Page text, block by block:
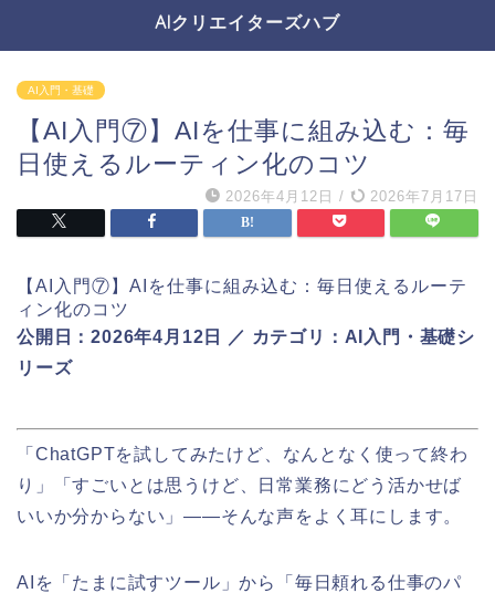
AIクリエイターズハブ
AI入門・基礎
【AI入門⑦】AIを仕事に組み込む：毎
日使えるルーティン化のコツ
2026年4月12日 / 2026年7月17日
【AI入門⑦】AIを仕事に組み込む：毎日使えるルーテ
ィン化のコツ
公開日：2026年4月12日 ／ カテゴリ：AI入門・基礎シ
リーズ
「ChatGPTを試してみたけど、なんとなく使って終わ
り」「すごいとは思うけど、日常業務にどう活かせば
いいか分からない」——そんな声をよく耳にします。
AIを「たまに試すツール」から「毎日頼れる仕事のパ